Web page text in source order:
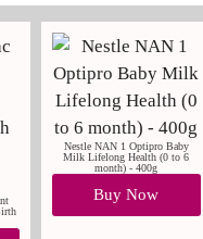
Nestle NAN 1 Optipro Baby
Milk Lifelong Health (0 to 6
month) - 400g
Buy Now